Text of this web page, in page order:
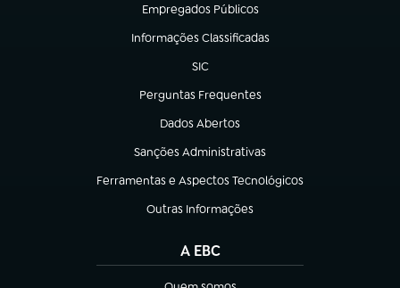
Empregados Públicos
(abre em nova aba)
Informações Classificadas
(abre em nova aba)
SIC
(abre em nova aba)
Perguntas Frequentes
(abre em nova aba)
Dados Abertos
(abre em nova aba)
Sanções Administrativas
(abre em nova aba)
Ferramentas e Aspectos Tecnológicos
(abre em nova aba)
Outras Informações
(abre em nova aba)
A EBC